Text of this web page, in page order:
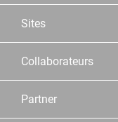
Sites
Collaborateurs
Partner